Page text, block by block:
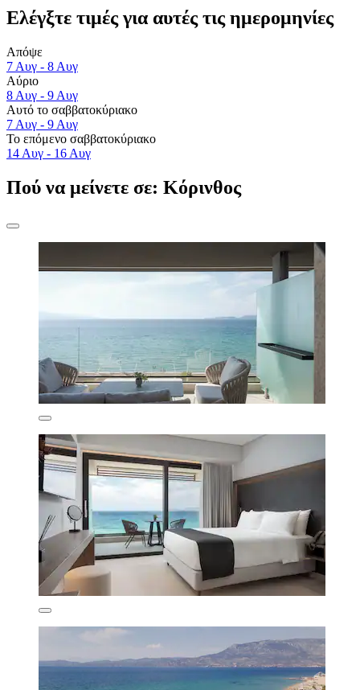
Ελέγξτε τιμές για αυτές τις ημερομηνίες
Απόψε
7 Αυγ - 8 Αυγ
Αύριο
8 Αυγ - 9 Αυγ
Αυτό το σαββατοκύριακο
7 Αυγ - 9 Αυγ
Το επόμενο σαββατοκύριακο
14 Αυγ - 16 Αυγ
Πού να μείνετε σε: Κόρινθος